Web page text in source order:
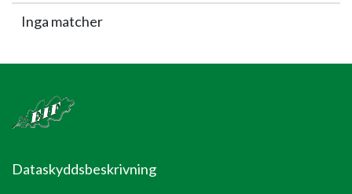
Inga matcher
Dataskyddsbeskrivning